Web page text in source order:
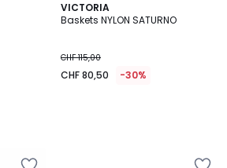
VICTORIA
Baskets NYLON SATURNO
CHF 115,00
CHF 80,50 -30%